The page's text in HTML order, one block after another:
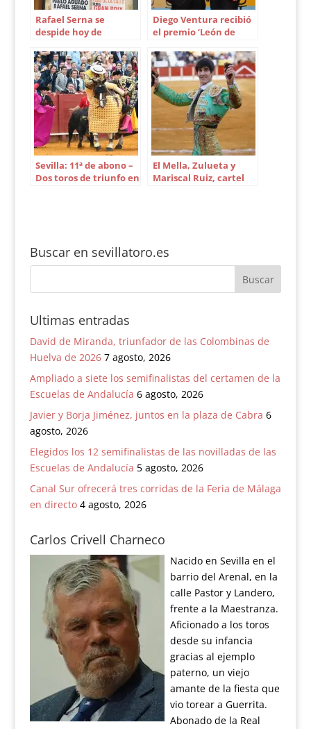
Rafael Serna se
despide hoy de
Diego Ventura recibió
el premio ‘León de
Sevilla: 11ª de abono –
Dos toros de triunfo en
El Mella, Zulueta y
Mariscal Ruiz, cartel
Buscar en sevillatoro.es
Ultimas entradas
David de Miranda, triunfador de las Colombinas de
Huelva de 2026 7 agosto, 2026
Ampliado a siete los semifinalistas del certamen de la
Escuelas de Andalucía 6 agosto, 2026
Javier y Borja Jiménez, juntos en la plaza de Cabra 6
agosto, 2026
Elegidos los 12 semifinalistas de las novilladas de las
Escuelas de Andalucía 5 agosto, 2026
Canal Sur ofrecerá tres corridas de la Feria de Málaga
en directo 4 agosto, 2026
Carlos Crivell Charneco
Nacido en Sevilla en el
barrio del Arenal, en la
calle Pastor y Landero,
frente a la Maestranza.
Aficionado a los toros
desde su infancia
gracias al ejemplo
paterno, un viejo
amante de la fiesta que
vio torear a Guerrita.
Abonado de la Real